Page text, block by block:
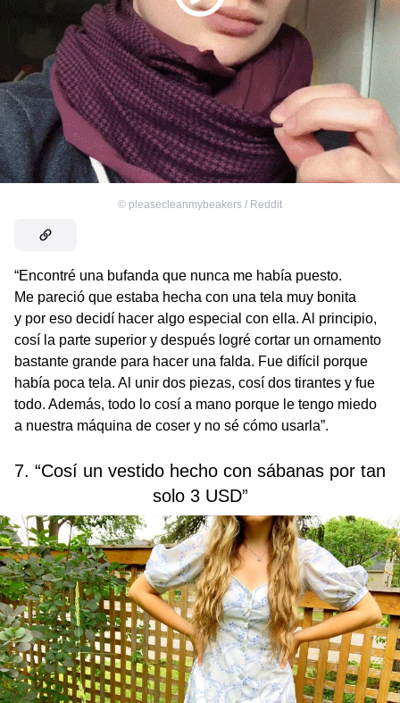
© pleasecleanmybeakers / Reddit
“Encontré una bufanda que nunca me había puesto.
Me pareció que estaba hecha con una tela muy bonita
y por eso decidí hacer algo especial con ella. Al principio,
cosí la parte superior y después logré cortar un ornamento
bastante grande para hacer una falda. Fue difícil porque
había poca tela. Al unir dos piezas, cosí dos tirantes y fue
todo. Además, todo lo cosí a mano porque le tengo miedo
a nuestra máquina de coser y no sé cómo usarla”.
7. “Cosí un vestido hecho con sábanas por tan
solo 3 USD”